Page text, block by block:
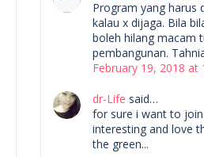
Program yang harus
kalau x dijaga. Bila
boleh hilang macam
pembangunan.
February 19, 2018 at
dr-Life said…
for sure i want to
interesting and love
the green...